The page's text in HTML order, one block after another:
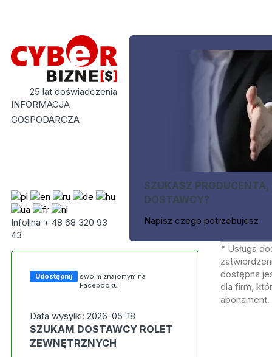
25 lat doświadczenia
INFORMACJA
GOSPODARCZA
Infolina + 48 68 320 93
43
SZUKASZ PRODUCENTA,
DOSTAWCY?
Napisz czego potrzebujesz
Udostępnij
swoim znajomym na
Facebooku
Data wysylki: 2026-05-18
SZUKAM DOSTAWCY ROLET
ZEWNĘTRZNYCH
* Usługa
dostępna
dla firm,
abonament.